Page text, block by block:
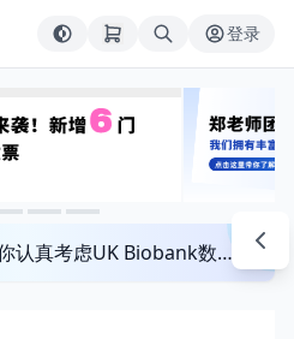
登录
2026年，我为什么劝你认真考虑UK Biobank数据库？来看看这个一对一指导发文班